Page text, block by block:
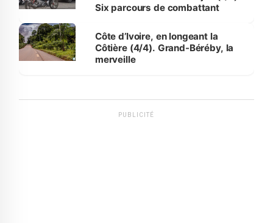
Six parcours de combattant
Côte d’Ivoire, en longeant la
Côtière (4/4). Grand-Béréby, la
merveille
PUBLICITÉ